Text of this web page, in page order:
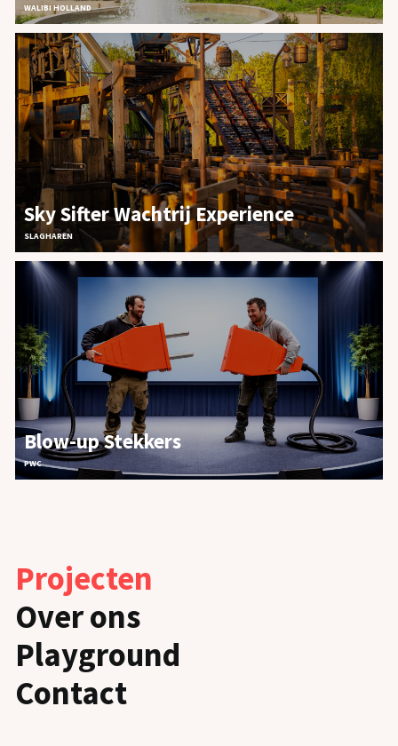
PROJECTEN
OVER ONS
PLAYGROUND
JOBS
WALIBI HOLLAND
Sky Sifter Wachtrij Experience
SLAGHAREN
Blow-up Stekkers
PWC
Projecten
Over ons
Playground
Contact